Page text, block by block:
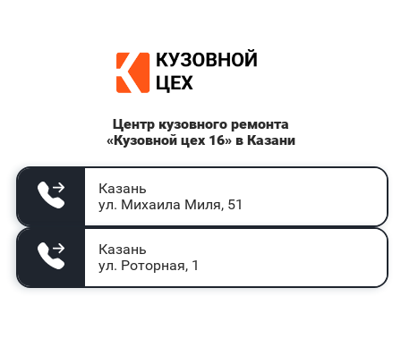
Центр кузовного ремонта
«Кузовной цех 16» в Казани
Казань
ул. Михаила Миля, 51
Казань
ул. Роторная, 1